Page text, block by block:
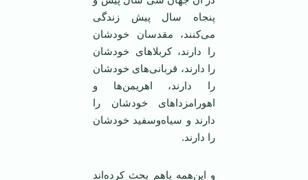
پنجاه سال پیش زندگی
می‌کنند، مقدسان خودشان
را دارند، کربلاهای خودشان
را دارند، قربانی‌های خودشان
را دارند، اهریمن‌ها و
اهورامزداهای خودشان را
دارند و سیاه‌وسفید خودشان
را دارند.
و این‌همه باهم بحث کرده‌اند